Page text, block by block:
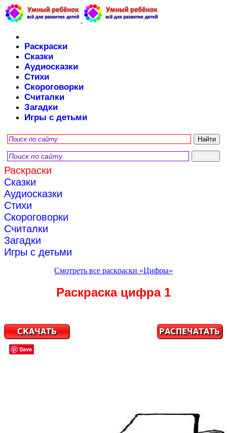
Раскраски
Сказки
Аудиосказки
Стихи
Скороговорки
Считалки
Загадки
Игры с детьми
Раскраски
Сказки
Аудиосказки
Стихи
Скороговорки
Считалки
Загадки
Игры с детьми
Смотреть все раскраски «Цифры»
Раскраска цифра 1
Save